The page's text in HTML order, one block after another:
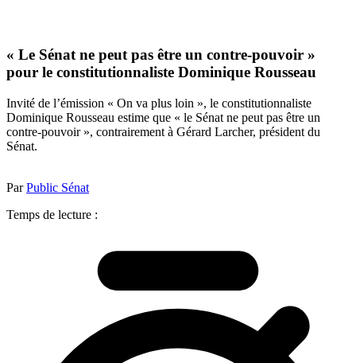
« Le Sénat ne peut pas être un contre-pouvoir »
pour le constitutionnaliste Dominique Rousseau
Invité de l’émission « On va plus loin », le constitutionnaliste
Dominique Rousseau estime que « le Sénat ne peut pas être un
contre-pouvoir », contrairement à Gérard Larcher, président du
Sénat.
ParPublic Sénat
Temps de lecture :